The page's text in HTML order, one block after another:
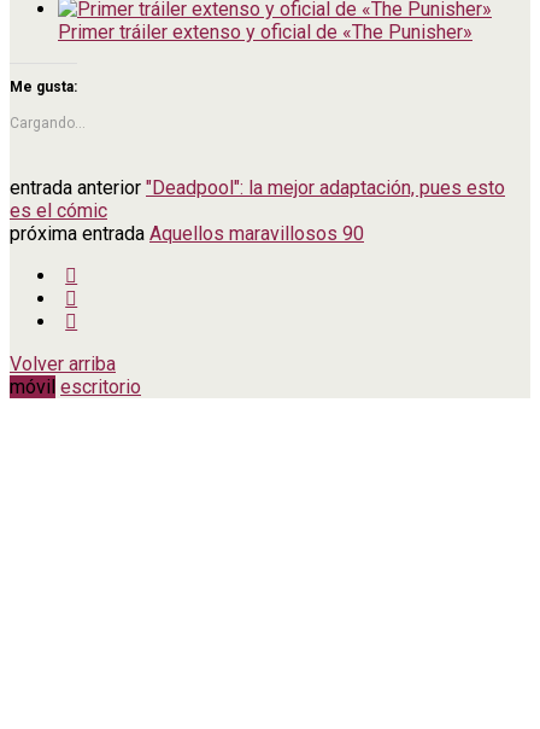
Primer tráiler extenso y oficial de «The Punisher»
Me gusta:
Cargando...
entrada anterior "Deadpool": la mejor adaptación, pues esto
es el cómic
próxima entrada Aquellos maravillosos 90
Volver arriba
móvil escritorio